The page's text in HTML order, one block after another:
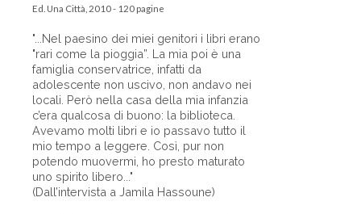
Ed. Una Città, 2010 - 120 pagine
"...Nel paesino dei miei genitori i libri erano
"rari come la pioggia”. La mia poi è una
famiglia conservatrice, infatti da
adolescente non uscivo, non andavo nei
locali. Però nella casa della mia infanzia
c’era qualcosa di buono: la biblioteca.
Avevamo molti libri e io passavo tutto il
mio tempo a leggere. Così, pur non
potendo muovermi, ho presto maturato
uno spirito libero..."
(Dall’intervista a Jamila Hassoune)